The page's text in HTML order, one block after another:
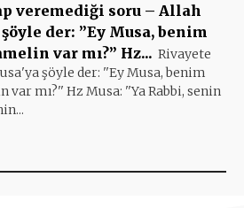
veremediği soru – Allah
der: ”Ey Musa, benim
var mı?” Hz... Rivayete
şöyle der: ''Ey Musa, benim
var mı?'' Hz Musa: ''Ya Rabbi, senin